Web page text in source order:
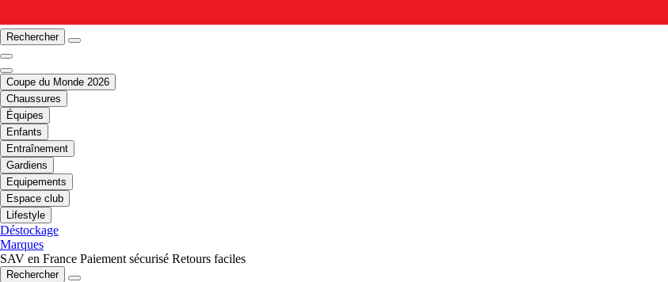
Rechercher
Coupe du Monde 2026
Chaussures
Équipes
Enfants
Entraînement
Gardiens
Equipements
Espace club
Lifestyle
Déstockage
Marques
SAV en France Paiement sécurisé Retours faciles
Rechercher